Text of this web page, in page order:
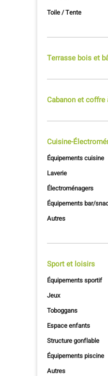
Toile / Tente
Terrasse bois et
Cabanon et coffre
Cuisine-
Équipements cuisine
Laverie
Électroménagers
Équipements bar/
Autres
Sport et loisirs
Équipements sportif
Jeux
Toboggans
Espace enfants
Structure gonflable
Équipements piscine
Autres